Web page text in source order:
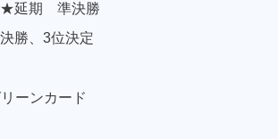
★延期 準決勝
勝、3位決定
ーンカード